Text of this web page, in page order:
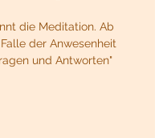
die Meditation. Ab
der Anwesenheit
und Antworten"